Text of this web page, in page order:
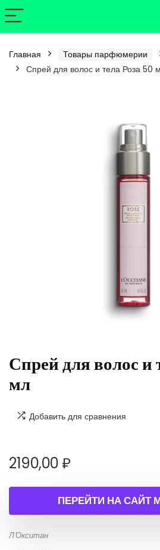
Главная Товары парфюмерии
Спрей для волос и тела Роза 50
Спрей для волос и
мл
Добавить для сравнения
2190,00₽
ПЕРЕЙТИ НА САЙТ
Л'Окситан